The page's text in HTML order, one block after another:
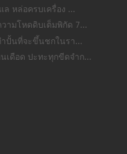
หล่อครบเครื่อง ...
ามโหดดิบเต็มพิกัด 7...
ปั้นที่จะขึ้นชกในรา...
นเดือด ปะทะทุกขีดจำก...